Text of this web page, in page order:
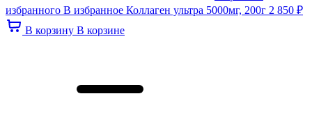
избранного В избранное Коллаген ультра 5000мг, 200г 2 850 ₽
В корзину В корзине